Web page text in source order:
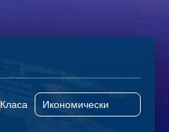
Класа